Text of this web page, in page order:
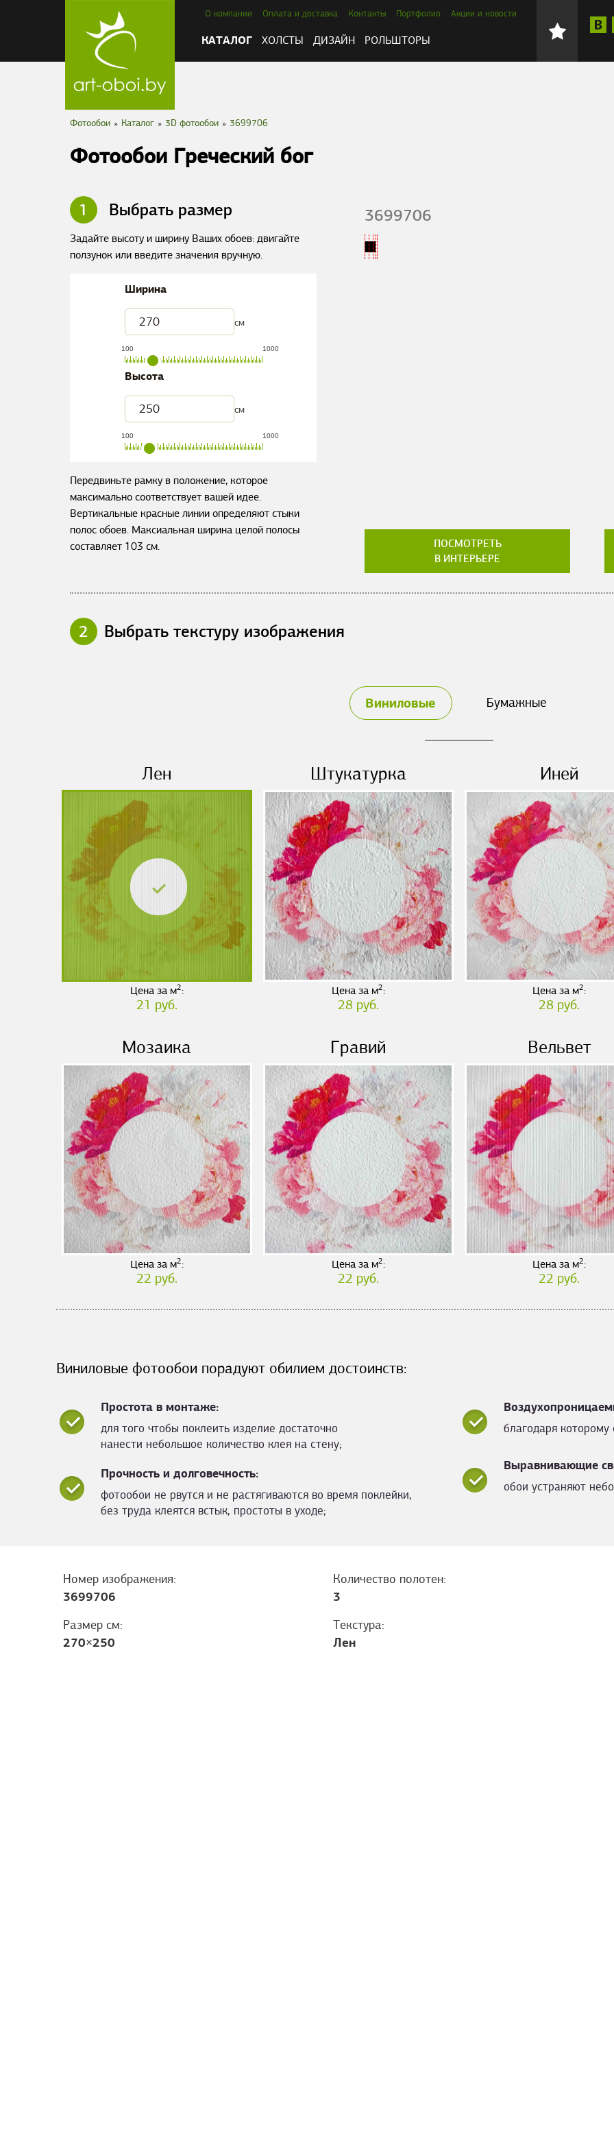
О компании Оплата и доставка Контакты Портфолио Акции и новости
КАТАЛОГ ХОЛСТЫ ДИЗАЙН РОЛЬШТОРЫ
Фотообои » Каталог » 3D фотообои » 3699706
Фотообои Греческий бог
1 Выбрать размер
Задайте высоту и ширину Ваших обоев: двигайте
ползунок или введите значения вручную.
Ширина
см
100 1000
Высота
см
100 1000
Передвиньте рамку в положение, которое
максимально соответствует вашей идее.
Вертикальные красные линии определяют стыки
полос обоев. Максиальная ширина целой полосы
составляет 103 см.
3699706
ПОСМОТРЕТЬ
В ИНТЕРЬЕРЕ
2 Выбрать текстуру изображения
Виниловые Бумажные
Лен
Цена за м2:
21 руб.
Штукатурка
Цена за м2:
28 руб.
Иней
Цена за м2:
28 руб.
Мозаика
Цена за м2:
22 руб.
Гравий
Цена за м2:
22 руб.
Вельвет
Цена за м2:
22 руб.
Виниловые фотообои порадуют обилием достоинств:
Простота в монтаже:
для того чтобы поклеить изделие достаточно
нанести небольшое количество клея на стену;
благодаря
Выравнивающие
обои устраняют
Прочность и долговечность:
фотообои не рвутся и не растягиваются во время поклейки,
без труда клеятся встык, простоты в уходе;
Номер изображения:
3699706
Количество полотен:
3
Размер см:
270×250
Текстура:
Лен